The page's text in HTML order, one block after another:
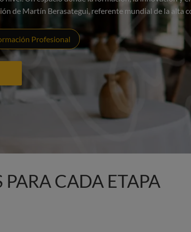
de Martín Berasategui, referente mundial de la alta
Profesional
CADA ETAPA